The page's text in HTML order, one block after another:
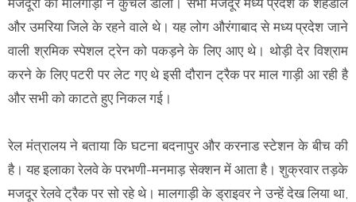
और उमरिया जिले के रहने वाले थे। यह लोग औरंगाबाद से मध्य प्रदेश जाने
वाली श्रमिक स्पेशल ट्रेन को पकड़ने के लिए आए थे। थोड़ी देर विश्राम
करने के लिए पटरी पर लेट गए थे इसी दौरान ट्रैक पर माल गाड़ी आ रही है
और सभी को काटते हुए निकल गई।
रेल मंत्रालय ने बताया कि घटना बदनापुर और करनाड स्टेशन के बीच की
है। यह इलाका रेलवे के परभणी-मनमाड़ सेक्शन में आता है। शुक्रवार तड़के
मजदूर रेलवे ट्रैक पर सो रहे थे। मालगाड़ी के ड्राइवर ने उन्हें देख लिया था,